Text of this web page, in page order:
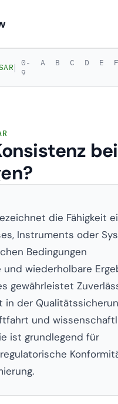
| 0-
9
A B C D E F
bei
die Fähigkeit
Instruments oder
Bedingungen
und wiederholbare
gewährleistet
in der
und
ist grundlegend für